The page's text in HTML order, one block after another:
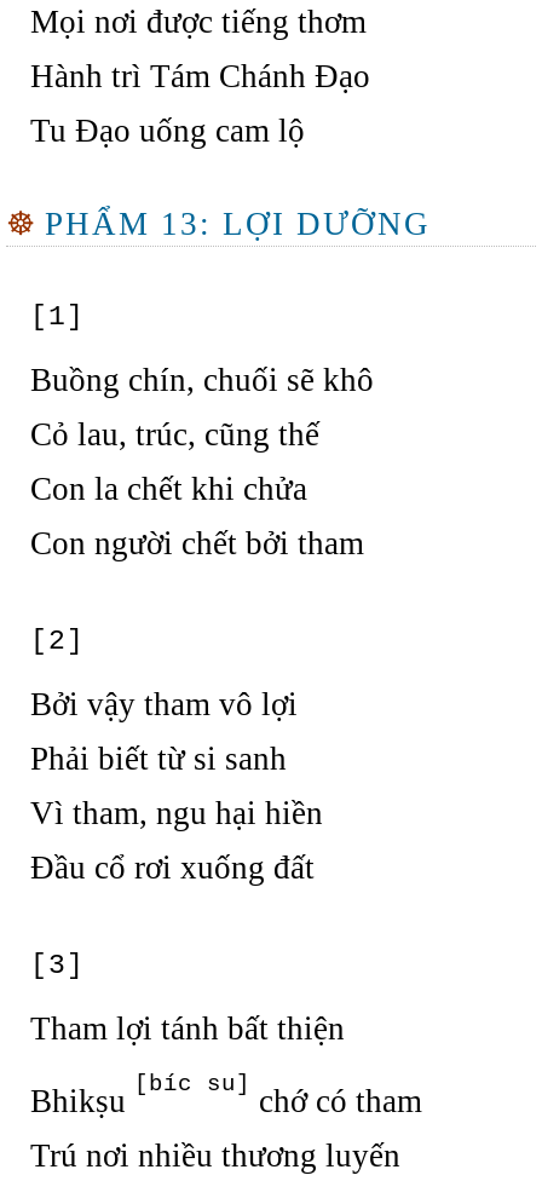
Mọi nơi được tiếng thơm
Hành trì Tám Chánh Đạo
Tu Đạo uống cam lộ
☸ PHẨM 13: LỢI DƯỠNG
[1]
Buồng chín, chuối sẽ khô
Cỏ lau, trúc, cũng thế
Con la chết khi chửa
Con người chết bởi tham
[2]
Bởi vậy tham vô lợi
Phải biết từ si sanh
Vì tham, ngu hại hiền
Đầu cổ rơi xuống đất
[3]
Tham lợi tánh bất thiện
Bhikṣu
[bíc su]
chớ có tham
Trú nơi nhiều thương luyến